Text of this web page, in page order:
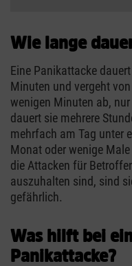
Wie lange
Eine Panikattacke
Minuten und vergeht
wenigen Minuten ab,
dauert sie mehrere
mehrfach am Tag unter
Monat oder wenige
die Attacken für
auszuhalten sind, sind
gefährlich.
Was hilft bei
Panikattacke?